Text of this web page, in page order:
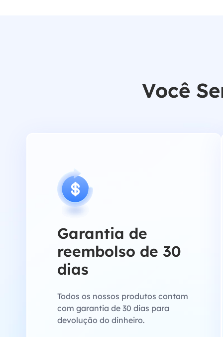
Você
Garantia de
reembolso de 30
dias
Todos os nossos produtos contam
com garantia de 30 dias para
devolução do dinheiro.